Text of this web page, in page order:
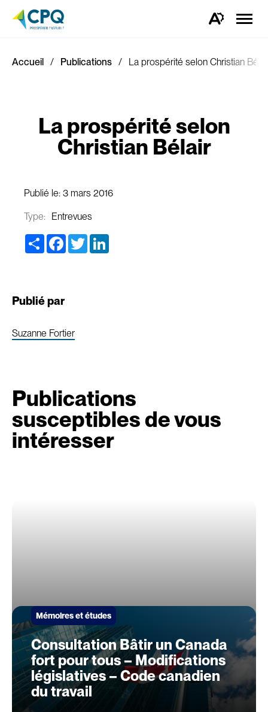
Ouvrez
d'accessibilité.
la
Accueil Publications La prospérité selon Christian
La prospérité selon
Christian Bélair
Publié le: 3 mars 2016
Type: Entrevues
Share Facebook
Twitter
Publié par
Suzanne Fortier
Publications
susceptibles de vous
intéresser
Mémoires et études
Consultation Bâtir un Canada
fort pour tous – Modifications
législatives – Code canadien
du travail